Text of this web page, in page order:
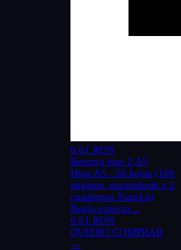
6.61 RON
Reserva tipo 2 A5
Hoja A5 - 50 hojas (100
páginas, equivalente a 2
cuadernos NumLit)
Regla especia…
6.61 RON
QUIERO COMPRAR
→